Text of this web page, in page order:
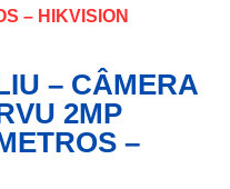
– HIKVISION
– CÂMERA
2MP
–